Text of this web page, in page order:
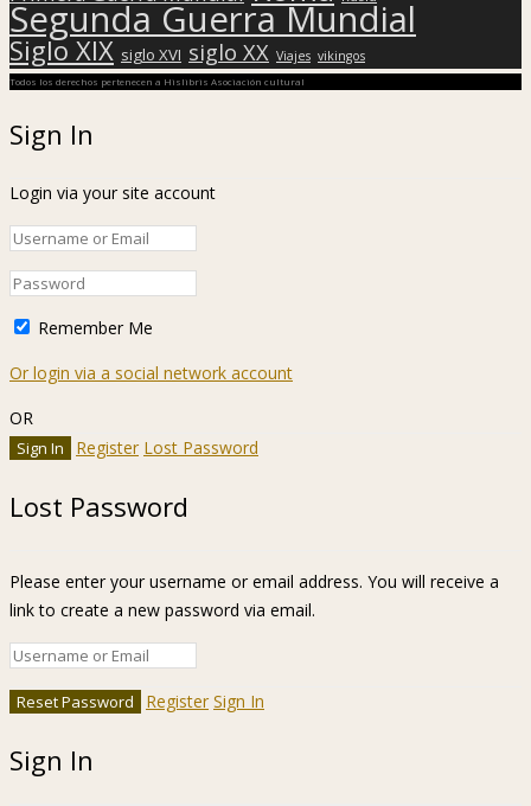
Segunda Guerra Mundial
Siglo XIX siglo XVI siglo XX Viajes vikingos
Todos los derechos pertenecen a Hislibris Asociación cultural
Sign In
Login via your site account
Remember Me
Or login via a social network account
OR
Register Lost Password
Lost Password
Please enter your username or email address. You will receive a
link to create a new password via email.
Register Sign In
Sign In